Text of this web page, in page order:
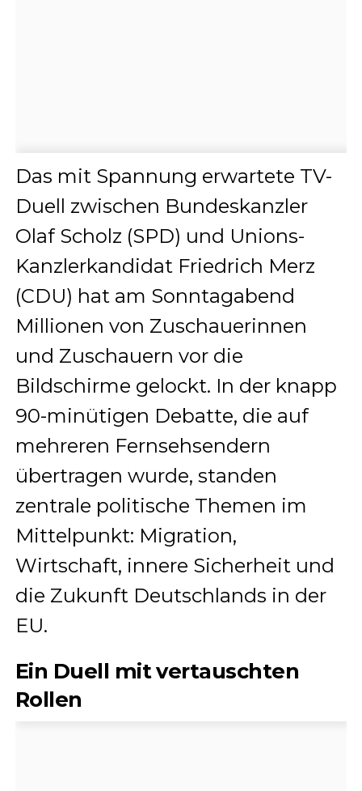
Das mit Spannung erwartete TV-
Duell zwischen Bundeskanzler
Olaf Scholz (SPD) und Unions-
Kanzlerkandidat Friedrich Merz
(CDU) hat am Sonntagabend
Millionen von Zuschauerinnen
und Zuschauern vor die
Bildschirme gelockt. In der knapp
90-minütigen Debatte, die auf
mehreren Fernsehsendern
übertragen wurde, standen
zentrale politische Themen im
Mittelpunkt: Migration,
Wirtschaft, innere Sicherheit und
die Zukunft Deutschlands in der
EU.
Ein Duell mit vertauschten
Rollen